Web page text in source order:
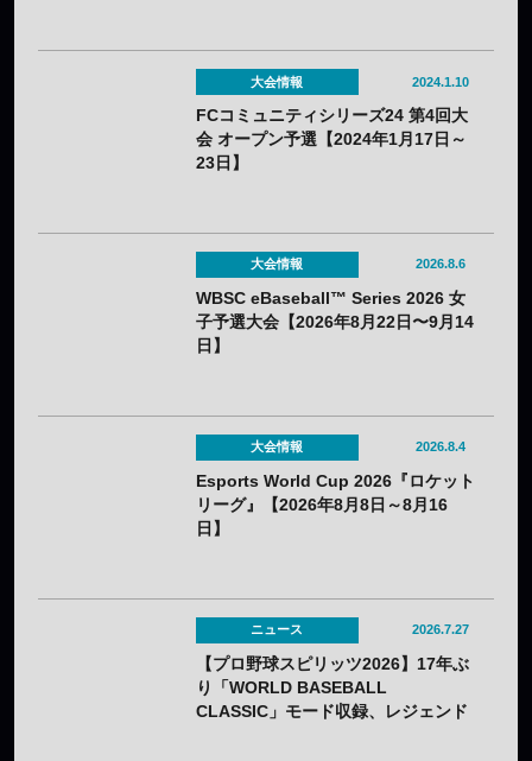
大会情報 2024.1.10
FCコミュニティシリーズ24 第4回大
会 オープン予選【2024年1月17日～
23日】
大会情報 2026.8.6
WBSC eBaseball™ Series 2026 女
子予選大会【2026年8月22日〜9月14
日】
大会情報 2026.8.4
Esports World Cup 2026『ロケット
リーグ』【2026年8月8日～8月16
日】
ニュース 2026.7.27
【プロ野球スピリッツ2026】17年ぶ
り「WORLD BASEBALL
CLASSIC」モード収録、レジェンド